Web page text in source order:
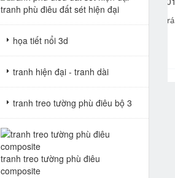
tranh phù điêu đất sét hiện đại
họa tiết nổi 3d
tranh hiện đại - tranh dài
tranh treo tường phù điêu bộ 3
tranh treo tường phù điêu
composite